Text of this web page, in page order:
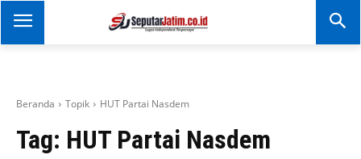
SEPUTAR JATIM
Portal Informasi Dan
Beranda Topik HUT Partai Nasdem
Tag: HUT Partai Nasdem